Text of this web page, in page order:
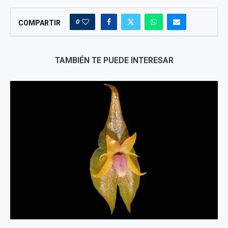
COMPARTIR 0
TAMBIÉN TE PUEDE INTERESAR